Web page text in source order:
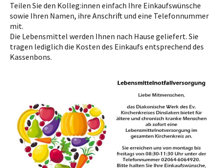
Teilen Sie den Kolleg:innen einfach Ihre Einkaufswünsche
sowie Ihren Namen, ihre Anschrift und eine Telefonnummer
mit.
Die Lebensmittel werden Ihnen nach Hause geliefert. Sie
tragen lediglich die Kosten des Einkaufs entsprechend des
Kassenbons.